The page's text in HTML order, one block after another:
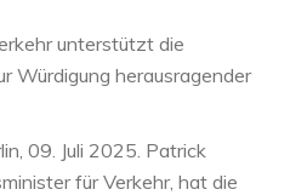
unterstützt die
Würdigung herausragender
09. Juli 2025. Patrick
für Verkehr, hat die